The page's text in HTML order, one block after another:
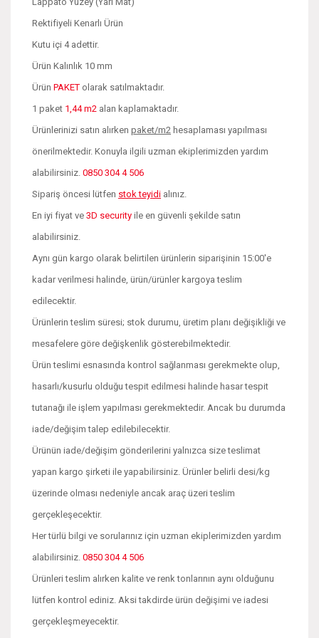
Rektifiyeli Kenarlı Ürün
Kutu içi 4 adettir.
Ürün Kalınlık 10 mm
Ürün PAKET olarak satılmaktadır.
1 paket 1,44 m2 alan kaplamaktadır.
Ürünlerinizi satın alırken paket/m2 hesaplaması yapılması
önerilmektedir. Konuyla ilgili uzman ekiplerimizden yardım
alabilirsiniz. 0850 304 4 506
Sipariş öncesi lütfen stok teyidi alınız.
En iyi fiyat ve 3D security ile en güvenli şekilde satın
alabilirsiniz.
Aynı gün kargo olarak belirtilen ürünlerin siparişinin 15:00'e
kadar verilmesi halinde, ürün/ürünler kargoya teslim
edilecektir.
Ürünlerin teslim süresi; stok durumu, üretim planı değişikliği ve
mesafelere göre değişkenlik gösterebilmektedir.
Ürün teslimi esnasında kontrol sağlanması gerekmekte olup,
hasarlı/kusurlu olduğu tespit edilmesi halinde hasar tespit
tutanağı ile işlem yapılması gerekmektedir. Ancak bu durumda
iade/değişim talep edilebilecektir.
Ürünün iade/değişim gönderilerini yalnızca size teslimat
yapan kargo şirketi ile yapabilirsiniz. Ürünler belirli desi/kg
üzerinde olması nedeniyle ancak araç üzeri teslim
gerçekleşecektir.
Her türlü bilgi ve sorularınız için uzman ekiplerimizden yardım
alabilirsiniz. 0850 304 4 506
Ürünleri teslim alırken kalite ve renk tonlarının aynı olduğunu
lütfen kontrol ediniz. Aksi takdirde ürün değişimi ve iadesi
gerçekleşmeyecektir.